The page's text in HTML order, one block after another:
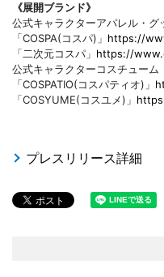
《展開ブランド》
公式キャラクターアパレル・グ
「COSPA(コスパ)」 https://
「二次元コスパ」 https://
公式キャラクターコスチューム
「COSPATIO(コスパティオ)」
「COSYUME(コスユメ)」
プレスリリース詳細